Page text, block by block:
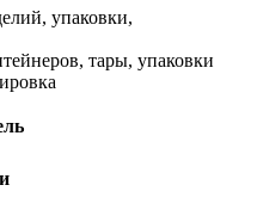
упаковки,
тары, упаковки